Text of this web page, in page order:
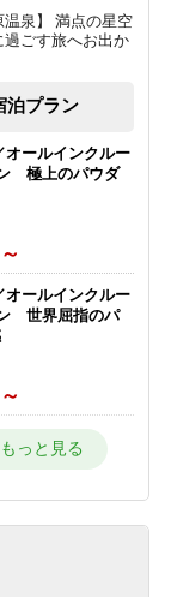
温泉】 満点の星空
過ごす旅へお出か
泊プラン
オールインクルー
極上のパウダ
オールインクルー
世界屈指のパ
地の恵みコース
ヶ原温泉をたの